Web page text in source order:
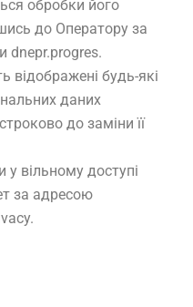
обробки його
до Оператору за
dnepr.progres.
відображені будь-які
даних
до заміни її
у вільному доступі
за адресою